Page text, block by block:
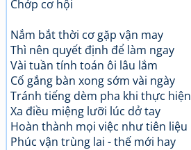
Chớp cơ hội
Nắm bắt thời cơ gặp vận may
Thì nên quyết định để làm ngay
Vài tuần tính toán ôi lâu lắm
Cố gắng bàn xong sớm vài ngày
Tránh tiếng dèm pha khi thực hiện
Xa điều miệng lưỡi lúc dở tay
Hoàn thành mọi việc như tiên liệu
Phúc vận trùng lai - thế mới hay